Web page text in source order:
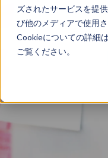
ズされたサービスを提
び他のメディアで使用
Cookieについての詳細は
ご覧ください。